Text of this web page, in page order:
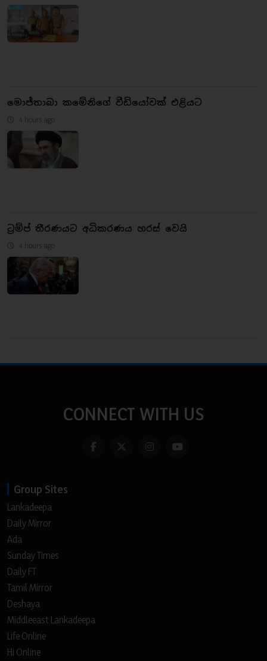
මොජ්තාබා කමේනිගේ වීඩියෝවක් එළියට
4 hours ago
ට්‍රම්ප් තීරණයට අධිකරණය හරස් වෙයි
4 hours ago
CONNECT WITH US
Group Sites
Lankadeepa
Daily Mirror
Ada
Sunday Times
Daily FT
Tamil Mirror
Deshaya
Middleeast Lankadeepa
Life Online
Hi Online